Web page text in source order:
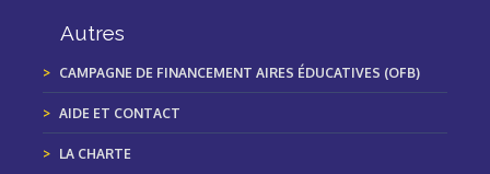
Autres
CAMPAGNE DE FINANCEMENT AIRES ÉDUCATIVES (OFB)
AIDE ET CONTACT
LA CHARTE